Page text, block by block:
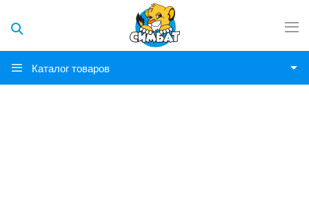
Каталог товаров